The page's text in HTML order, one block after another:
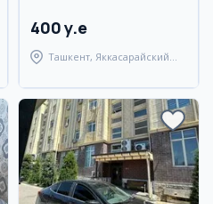
400 y.e
Ташкент, Яккасарайский